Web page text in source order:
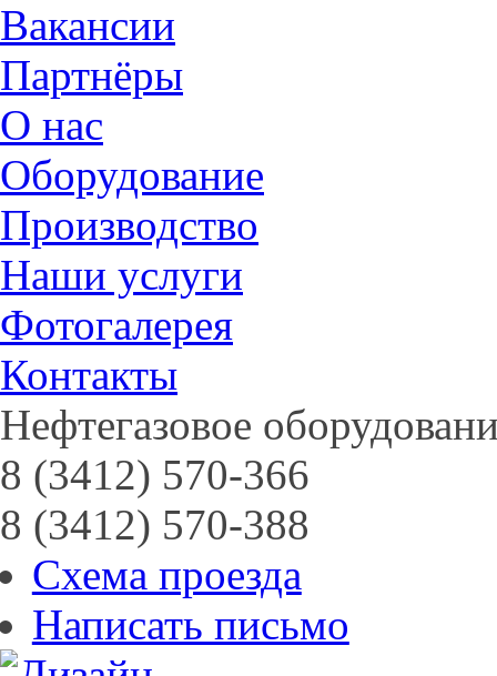
Вакансии
Партнёры
О нас
Оборудование
Производство
Наши услуги
Фотогалерея
Контакты
Нефтегазовое
8 (3412) 570-366
8 (3412) 570-388
Схема проезда
Написать письмо